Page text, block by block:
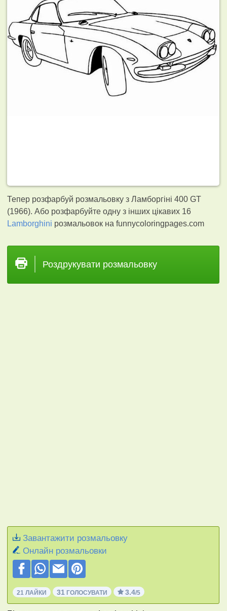
Тепер розфарбуй розмальовку з Ламборгіні 400 GT
(1966). Або розфарбуйте одну з інших цікавих 16
Lamborghini розмальовок на funnycoloringpages.com
Роздрукувати розмальовку
Завантажити розмальовку
Онлайн розмальовки
21 ЛАЙКИ 31 ГОЛОСУВАТИ 3.4/5